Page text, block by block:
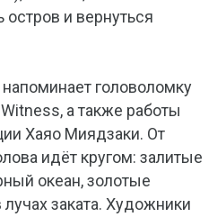
и вернуться
головоломку
а также работы
Хаяо Миядзаки. От
идёт кругом: залитые
океан, золотые
заката. Художники